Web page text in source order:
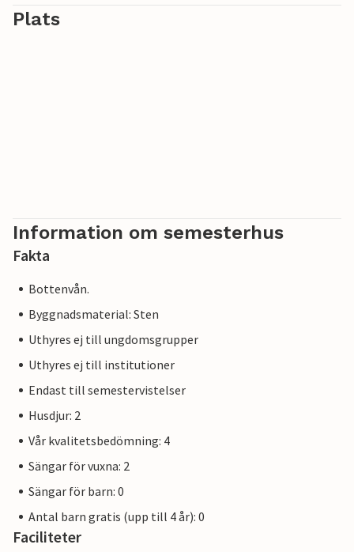
Plats
Information om semesterhus
Fakta
Bottenvån.
Byggnadsmaterial: Sten
Uthyres ej till ungdomsgrupper
Uthyres ej till institutioner
Endast till semestervistelser
Husdjur: 2
Vår kvalitetsbedömning: 4
Sängar för vuxna: 2
Sängar för barn: 0
Antal barn gratis (upp till 4 år): 0
Faciliteter